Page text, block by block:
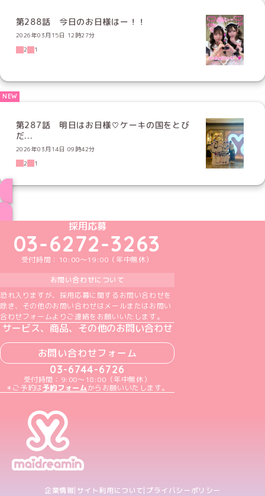
第288話 今日のお日様はー！！
2026年03月15日 12時27分
2
1
第287話 明日はお日様♡ケーキの国をとび
だ...
2026年03月14日 09時42分
2
1
めいどりーみんTikTok公式アカウント
めいどりーみんX公式アカウント
めいどりーみんInstagram公式アカウント
めいどりーみんFacebook公式アカウン
めいどりーみんYouTube公式アカ
採用応募
03-6272-3263
受付時間：10:00～19:00（年中無休）
お問い合わせについて
恐れ入りますが、採用応募に関するお問い合わせを
除き、その他のお問い合わせはメールまたはお問い
合わせフォームよりご連絡をお願いいたします。
サービス、商品、その他のお問い合わせ
お問い合わせフォーム
03-6744-6726
受付時間：9:00～18:00（年中無休）
＊ご予約は予約フォームからお願いいたします。
企業情報 サイト利用について プライバシーポリシー